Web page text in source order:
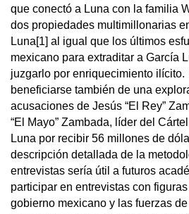
que conectó a Luna con la familia
dos propiedades multimillonarias
Luna[1] al igual que los últimos
mexicano para extraditar a García
juzgarlo por enriquecimiento
beneficiarse también de una
acusaciones de Jesús “El Rey”
“El Mayo” Zambada, líder del
Luna por recibir 56 millones de
descripción detallada de la
entrevistas sería útil a futuros
participar en entrevistas con
gobierno mexicano y las fuerzas